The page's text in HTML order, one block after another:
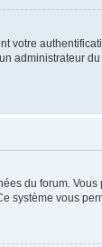
votre
administrateur
du forum.
système vous